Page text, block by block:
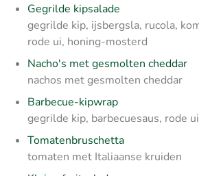
Gegrilde kipsalade
gegrilde kip, ijsbergsla, rucola,
rode ui, honing-mosterd
Nacho's met gesmolten cheddar
nachos met gesmolten cheddar
Barbecue-kipwrap
gegrilde kip, barbecuesaus, rode
Tomatenbruschetta
tomaten met Italiaanse kruiden